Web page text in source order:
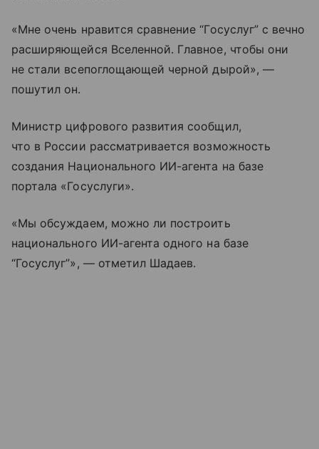
«Мне очень нравится сравнение “Госуслуг” с вечно
расширяющейся Вселенной. Главное, чтобы они
не стали всепоглощающей черной дырой», —
пошутил он.
Министр цифрового развития сообщил,
что в России рассматривается возможность
создания Национального ИИ-агента на базе
портала «Госуслуги».
«Мы обсуждаем, можно ли построить
национального ИИ-агента одного на базе
“Госуслуг”», — отметил Шадаев.